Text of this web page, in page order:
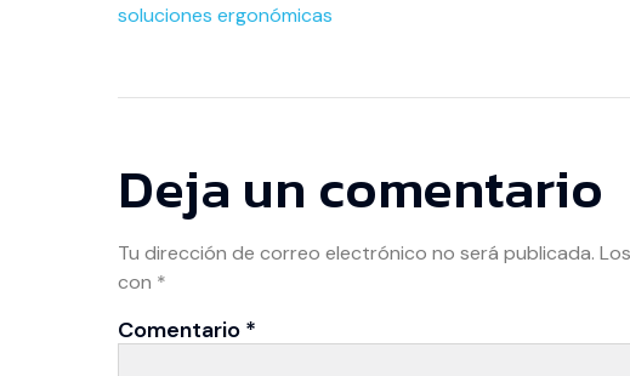
soluciones ergonómicas
Deja un comentario
Tu dirección de correo electrónico no será publicada.
con *
Comentario *